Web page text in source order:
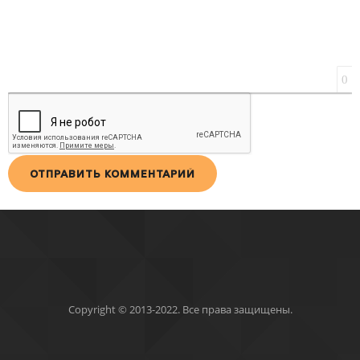
0
ОТПРАВИТЬ КОММЕНТАРИЙ
Copyright © 2013-2022. Все права защищены.